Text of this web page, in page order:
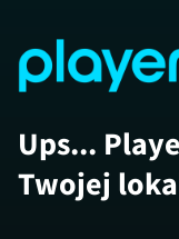
Ups...
Twojej